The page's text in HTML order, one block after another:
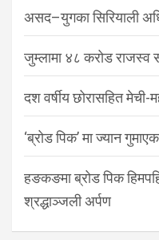
असद–युगका सिरियाली
जुम्लामा ४८ करोड
दश वर्षीय छोरासहित मेची-
‘ब्रोड पिक’ मा ज्यान
हङकङमा ब्रोड पिक
श्रद्धाञ्जली अर्पण